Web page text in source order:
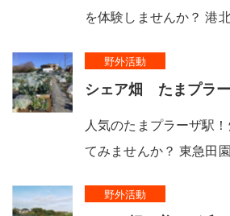
を体験しませんか？
野外活動
シェア畑 たまプラ
人気のたまプラーザ駅
てみませんか？ 東急田
野外活動